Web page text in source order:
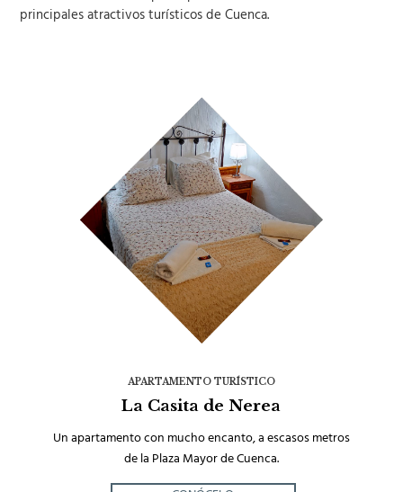
principales atractivos turísticos de Cuenca.
APARTAMENTO TURÍSTICO
La Casita de Nerea
Un apartamento con mucho encanto, a escasos metros
de la Plaza Mayor de Cuenca.